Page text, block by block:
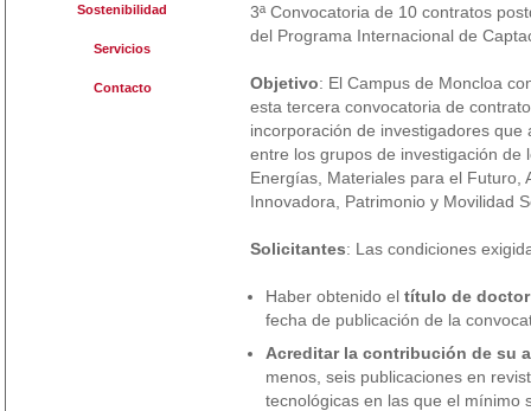
Sostenibilidad
Servicios
Contacto
3ª Convocatoria de 10 contratos
del Programa Internacional de
Objetivo: El Campus de Moncloa
esta tercera convocatoria de
incorporación de investigadores
entre los grupos de investigación de
Energías, Materiales para el Futuro,
Innovadora, Patrimonio y Movilidad
Solicitantes: Las condiciones
Haber obtenido el título de
fecha de publicación de la
Acreditar la contribución de su
menos, seis publicaciones en
tecnológicas en las que el mínimo